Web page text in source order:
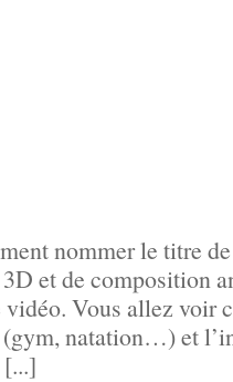
nommer le titre
et de composition
Vous allez voir
natation…) et